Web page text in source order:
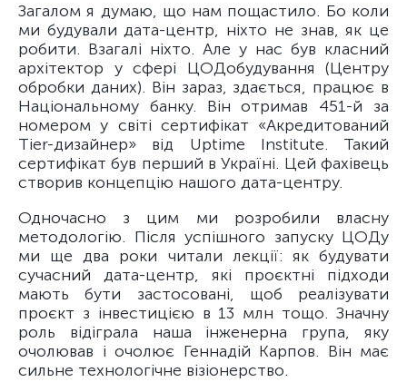
Загалом я думаю, що нам пощастило. Бо коли
ми будували дата-центр, ніхто не знав, як це
робити. Взагалі ніхто. Але у нас був класний
архітектор у сфері ЦОДобудування (Центру
обробки даних). Він зараз, здається, працює в
Національному банку. Він отримав 451-й за
номером у світі сертифікат «Акредитований
Tier-дизайнер» від Uptime Institute. Такий
сертифікат був перший в Україні. Цей фахівець
створив концепцію нашого дата-центру.
Одночасно з цим ми розробили власну
методологію. Після успішного запуску ЦОДу
ми ще два роки читали лекції: як будувати
сучасний дата-центр, які проєктні підходи
мають бути застосовані, щоб реалізувати
проєкт з інвестицією в 13 млн тощо. Значну
роль відіграла наша інженерна група, яку
очолював і очолює Геннадій Карпов. Він має
сильне технологічне візіонерство.